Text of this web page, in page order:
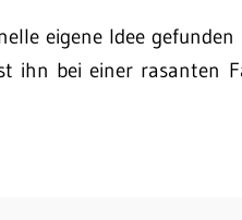
eigene Idee
ihn bei einer rasanten